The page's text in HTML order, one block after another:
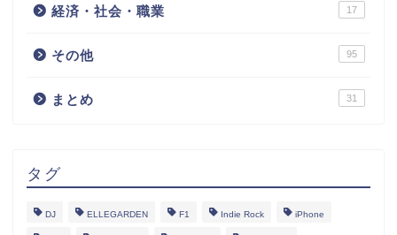
経済・社会・職業 17
その他 95
まとめ 31
タグ
DJ ELLEGARDEN F1 Indie Rock iPhone